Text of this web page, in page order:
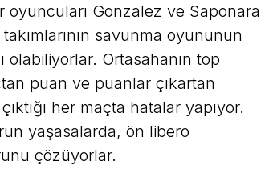
oyuncuları Gonzalez ve Saponara
savunma oyununun
olabiliyorlar. Ortasahanın top
puan ve puanlar çıkartan
her maçta hatalar yapıyor.
yaşasalarda, ön libero
çözüyorlar.